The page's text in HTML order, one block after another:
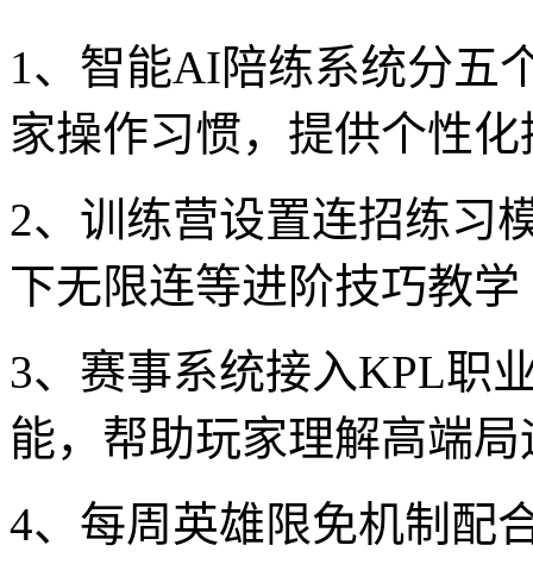
1、智能AI陪练系统分五
家操作习惯，提供个性
2、训练营设置连招练习
下无限连等进阶技巧教学
3、赛事系统接入KPL职
能，帮助玩家理解高端
4、每周英雄限免机制配